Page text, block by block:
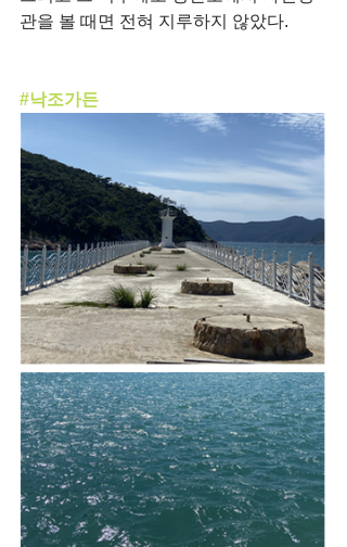
관을 볼 때면 전혀 지루하지 않았다.
#낙조가든